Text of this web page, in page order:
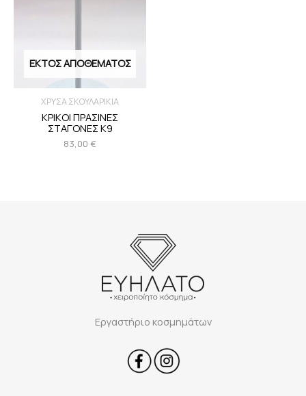
ΕΚΤΌΣ ΑΠΟΘΈΜΑΤΟΣ
ΧΡΥΣΑ ΣΚΟΥΛΑΡΙΚΙΑ
ΚΡΙΚΟΙ ΠΡΑΣΙΝΕΣ
ΣΤΑΓΟΝΕΣ Κ9
83,00 €
Εργαστήριο κοσμημάτων